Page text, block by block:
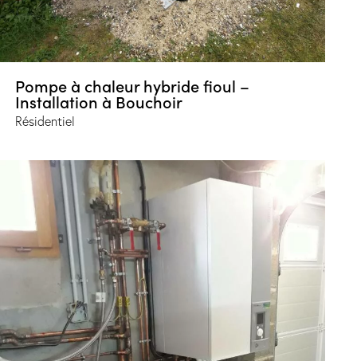
Pompe à chaleur hybride fioul –
Installation à Bouchoir
Résidentiel